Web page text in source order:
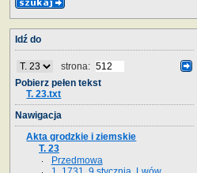
Idź do
strona:
Pobierz pełen tekst
T. 23.txt
Nawigacja
Akta grodzkie i ziemskie
T. 23
Przedmowa